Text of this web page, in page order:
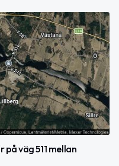
väg 511 mellan